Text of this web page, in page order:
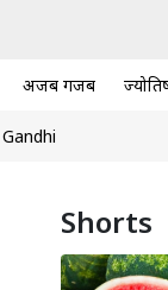
अजब गजब
Shorts